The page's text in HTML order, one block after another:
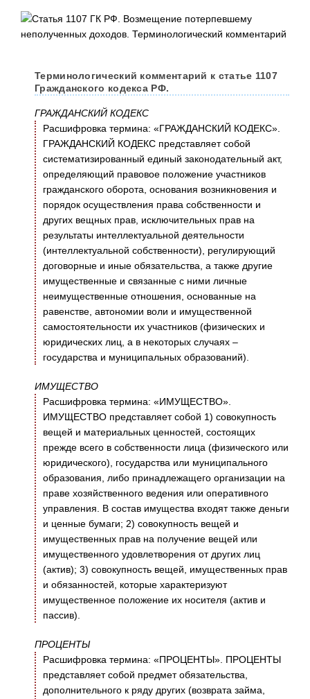
Терминологический комментарий к статье 1107
Гражданского кодекса РФ.
ГРАЖДАНСКИЙ КОДЕКС
Расшифровка термина: «ГРАЖДАНСКИЙ КОДЕКС».
ГРАЖДАНСКИЙ КОДЕКС представляет собой
систематизированный единый законодательный акт,
определяющий правовое положение участников
гражданского оборота, основания возникновения и
порядок осуществления права собственности и
других вещных прав, исключительных прав на
результаты интеллектуальной деятельности
(интеллектуальной собственности), регулирующий
договорные и иные обязательства, а также другие
имущественные и связанные с ними личные
неимущественные отношения, основанные на
равенстве, автономии воли и имущественной
самостоятельности их участников (физических и
юридических лиц, а в некоторых случаях –
государства и муниципальных образований).
ИМУЩЕСТВО
Расшифровка термина: «ИМУЩЕСТВО».
ИМУЩЕСТВО представляет собой 1) совокупность
вещей и материальных ценностей, состоящих
прежде всего в собственности лица (физического или
юридического), государства или муниципального
образования, либо принадлежащего организации на
праве хозяйственного ведения или оперативного
управления. В состав имущества входят также деньги
и ценные бумаги; 2) совокупность вещей и
имущественных прав на получение вещей или
имущественного удовлетворения от других лиц
(актив); 3) совокупность вещей, имущественных прав
и обязанностей, которые характеризуют
имущественное положение их носителя (актив и
пассив).
ПРОЦЕНТЫ
Расшифровка термина: «ПРОЦЕНТЫ». ПРОЦЕНТЫ
представляет собой предмет обязательства,
дополнительного к ряду других (возврата займа,